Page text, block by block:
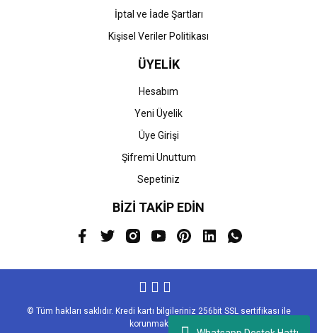
İptal ve İade Şartları
Kişisel Veriler Politikası
ÜYELİK
Hesabım
Yeni Üyelik
Üye Girişi
Şifremi Unuttum
Sepetiniz
BİZİ TAKİP EDİN
© Tüm hakları saklıdır. Kredi kartı bilgileriniz 256bit SSL sertifikası ile
korunmaktadır.